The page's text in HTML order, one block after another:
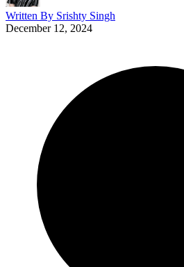
Written By Srishty Singh
December 12, 2024